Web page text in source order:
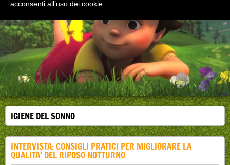
IGIENE DEL SONNO
INTERVISTA: CONSIGLI PRATICI PER MIGLIORARE LA
QUALITA' DEL RIPOSO NOTTURNO
acconsenti all’uso dei cookie.